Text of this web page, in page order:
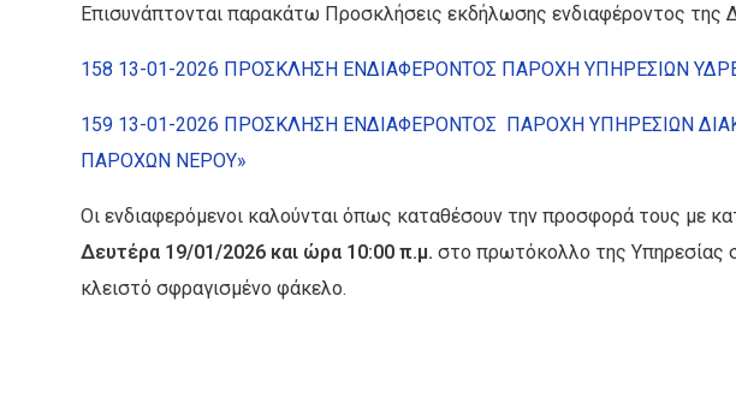
Επισυνάπτονται παρακάτω Προσκλήσεις εκδήλωσης ενδιαφέροντος της
158 13-01-2026 ΠΡΟΣΚΛΗΣΗ ΕΝΔΙΑΦΕΡΟΝΤΟΣ ΠΑΡΟΧΗ ΥΠΗΡΕΣΙΩΝ
159 13-01-2026 ΠΡΟΣΚΛΗΣΗ ΕΝΔΙΑΦΕΡΟΝΤΟΣ ΠΑΡΟΧΗ ΥΠΗΡΕΣΙΩΝ
ΠΑΡΟΧΩΝ ΝΕΡΟΥ»
Οι ενδιαφερόμενοι καλούνται όπως καταθέσουν την προσφορά τους με
Δευτέρα 19/01/2026 και ώρα 10:00 π.μ. στο πρωτόκολλο της Υπηρεσίας
κλειστό σφραγισμένο φάκελο.